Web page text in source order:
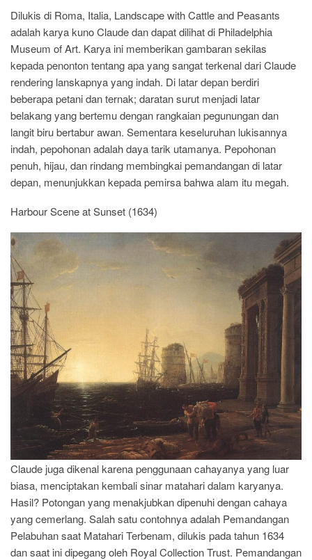
Dilukis di Roma, Italia, Landscape with Cattle and Peasants
adalah karya kuno Claude dan dapat dilihat di Philadelphia
Museum of Art. Karya ini memberikan gambaran sekilas
kepada penonton tentang apa yang sangat terkenal dari Claude
rendering lanskapnya yang indah. Di latar depan berdiri
beberapa petani dan ternak; daratan surut menjadi latar
belakang yang bertemu dengan rangkaian pegunungan dan
langit biru bertabur awan. Sementara keseluruhan lukisannya
indah, pepohonan adalah daya tarik utamanya. Pepohonan
penuh, hijau, dan rindang membingkai pemandangan di latar
depan, menunjukkan kepada pemirsa bahwa alam itu megah.
Harbour Scene at Sunset (1634)
Claude juga dikenal karena penggunaan cahayanya yang luar
biasa, menciptakan kembali sinar matahari dalam karyanya.
Hasil? Potongan yang menakjubkan dipenuhi dengan cahaya
yang cemerlang. Salah satu contohnya adalah Pemandangan
Pelabuhan saat Matahari Terbenam, dilukis pada tahun 1634
dan saat ini dipegang oleh Royal Collection Trust. Pemandangan